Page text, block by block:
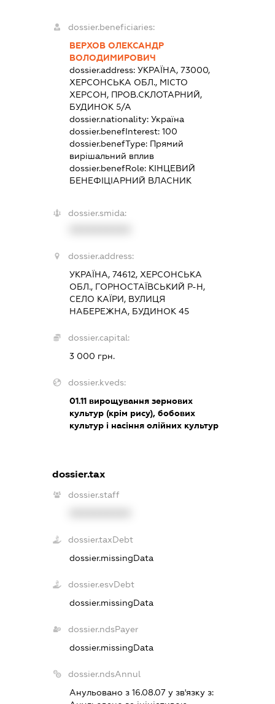
dossier.beneficiaries:
ВЕРХОВ ОЛЕКСАНДР
ВОЛОДИМИРОВИЧ
dossier.address: УКРАЇНА, 73000,
ХЕРСОНСЬКА ОБЛ., МІСТО
ХЕРСОН, ПРОВ.СКЛОТАРНИЙ,
БУДИНОК 5/А
dossier.nationality: Україна
dossier.benefInterest: 100
dossier.benefType: Прямий
вирішальний вплив
dossier.benefRole: КІНЦЕВИЙ
БЕНЕФІЦІАРНИЙ ВЛАСНИК
dossier.smida:
dossier.address:
УКРАЇНА, 74612, ХЕРСОНСЬКА
ОБЛ., ГОРНОСТАЇВСЬКИЙ Р-Н,
СЕЛО КАЇРИ, ВУЛИЦЯ
НАБЕРЕЖНА, БУДИНОК 45
dossier.capital:
3 000 грн.
dossier.kveds:
01.11вирощування зернових
культур (крім рису), бобових
культур і насіння олійних культур
dossier.tax
dossier.staff
dossier.taxDebt
dossier.missingData
dossier.esvDebt
dossier.missingData
dossier.ndsPayer
dossier.missingData
dossier.ndsAnnul
Анульовано з 16.08.07 у зв'язку з: